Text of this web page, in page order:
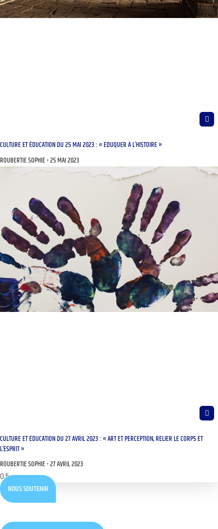
CULTURE ET ÉDUCATION DU 25 MAI 2023 : « EDUQUER À L’HISTOIRE »
ROUBERTIE SOPHIE 25 MAI 2023
CULTURE ET ÉDUCATION DU 27 AVRIL 2023 : « ART ET PERCEPTION, RELIER LE CORPS ET
L’ESPRIT »
ROUBERTIE SOPHIE 27 AVRIL 2023
NOUS SOUTENIR